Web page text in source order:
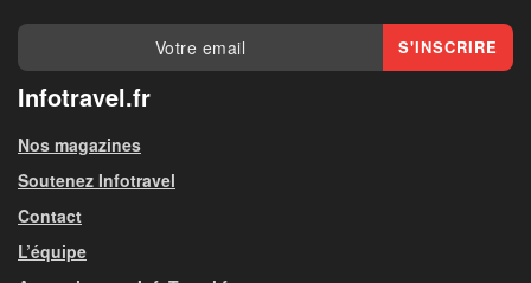
Infotravel.fr
Nos magazines
Soutenez Infotravel
Contact
L’équipe